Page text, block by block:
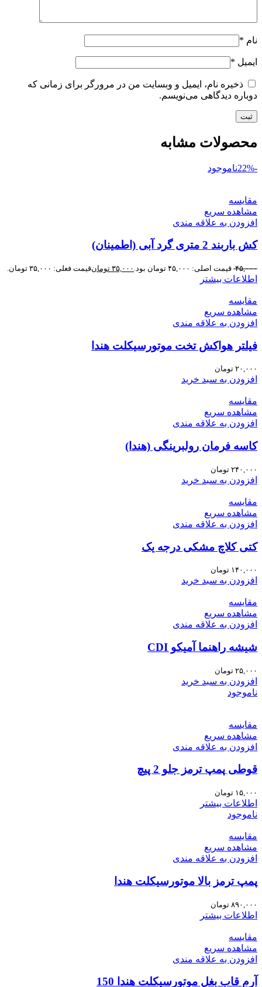
نام *
ایمیل *
ذخیره نام، ایمیل و وبسایت من در مرورگر برای زمانی که
دوباره دیدگاهی می‌نویسم.
محصولات مشابه
-22% ناموجود
مقایسه
مشاهده سریع
افزودن به علاقه مندی
کش باربند 2 متری گرد آبی (اطمینان)
۴۵,۰۰۰ قیمت اصلی: ۴۵,۰۰۰ تومان بود. ۳۵,۰۰۰ تومانقیمت فعلی: ۳۵,۰۰۰ تومان.
اطلاعات بیشتر
مقایسه
مشاهده سریع
افزودن به علاقه مندی
فیلتر هواکش تخت موتورسیکلت هندا
۲۰,۰۰۰ تومان
افزودن به سبد خرید
مقایسه
مشاهده سریع
افزودن به علاقه مندی
کاسه فرمان رولبرینگی (هندا)
۲۴۰,۰۰۰ تومان
افزودن به سبد خرید
مقایسه
مشاهده سریع
افزودن به علاقه مندی
کتی کلاچ مشکی درجه یک
۱۴۰,۰۰۰ تومان
افزودن به سبد خرید
مقایسه
مشاهده سریع
افزودن به علاقه مندی
شیشه راهنما آمیکو CDI
۲۵,۰۰۰ تومان
افزودن به سبد خرید
ناموجود
مقایسه
مشاهده سریع
افزودن به علاقه مندی
قوطی پمپ ترمز جلو 2 پیچ
۱۵,۰۰۰ تومان
اطلاعات بیشتر
ناموجود
مقایسه
مشاهده سریع
افزودن به علاقه مندی
پمپ ترمز بالا موتورسیکلت هندا
۸۹۰,۰۰۰ تومان
اطلاعات بیشتر
مقایسه
مشاهده سریع
افزودن به علاقه مندی
آرم قاب بغل موتورسیکلت هندا 150